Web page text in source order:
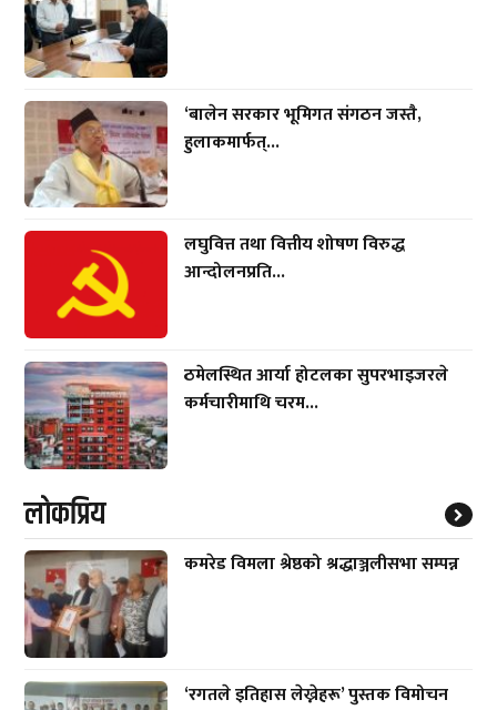
‘बालेन सरकार भूमिगत संगठन जस्तै,
हुलाकमार्फत्...
लघुवित्त तथा वित्तीय शोषण विरुद्ध
आन्दोलनप्रति...
ठमेलस्थित आर्या होटलका सुपरभाइजरले
कर्मचारीमाथि चरम...
लाेकप्रिय
कमरेड विमला श्रेष्ठको श्रद्धाञ्जलीसभा सम्पन्न
‘रगतले इतिहास लेख्नेहरू’ पुस्तक विमोचन